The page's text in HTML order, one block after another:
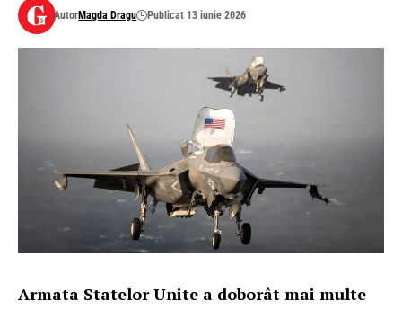
AutorMagda Dragu Publicat 13 iunie 2026
Armata Statelor Unite a doborât mai multe